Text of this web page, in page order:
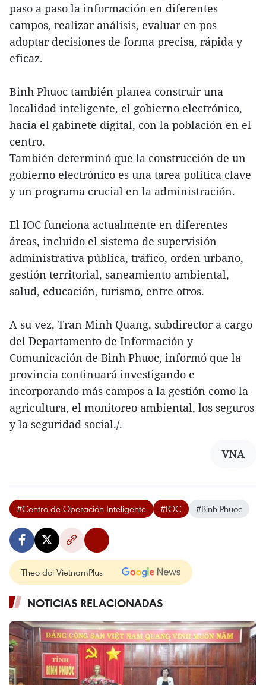
paso a paso la información en diferentes
campos, realizar análisis, evaluar en pos
adoptar decisiones de forma precisa, rápida y
eficaz.
Binh Phuoc también planea construir una
localidad inteligente, el gobierno electrónico,
hacia el gabinete digital, con la población en el
centro.
También determinó que la construcción de un
gobierno electrónico es una tarea política clave
y un programa crucial en la administración.
El IOC funciona actualmente en diferentes
áreas, incluido el sistema de supervisión
administrativa pública, tráfico, orden urbano,
gestión territorial, saneamiento ambiental,
salud, educación, turismo, entre otros.
A su vez, Tran Minh Quang, subdirector a cargo
del Departamento de Información y
Comunicación de Binh Phuoc, informó que la
provincia continuará investigando e
incorporando más campos a la gestión como la
agricultura, el monitoreo ambiental, los seguros
y la seguridad social./.
VNA
#Centro de Operación Inteligente #IOC #Binh Phuoc
Theo dõi VietnamPlus
NOTICIAS RELACIONADAS